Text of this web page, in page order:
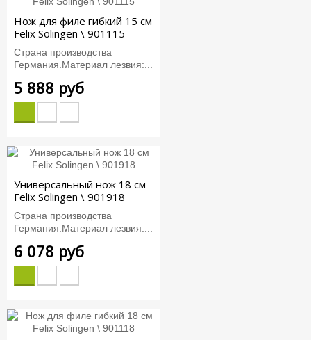
Нож для филе гибкий 15 см
Felix Solingen \ 901115
Страна производства
Германия.Материал лезвия:...
5 888 руб
Универсальный нож 18 см
Felix Solingen \ 901918
Страна производства
Германия.Материал лезвия:...
6 078 руб